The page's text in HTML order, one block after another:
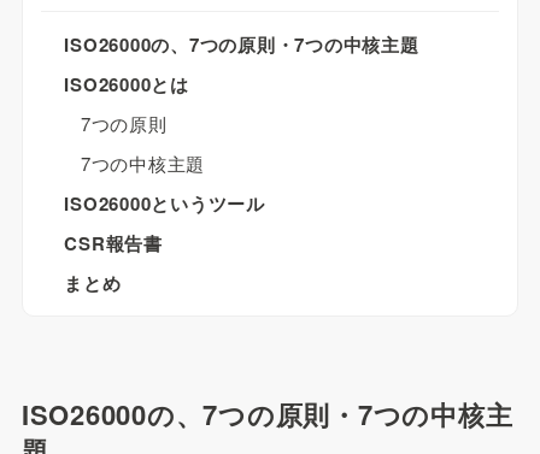
ISO26000の、7つの原則・7つの中核主題
ISO26000とは
7つの原則
7つの中核主題
ISO26000というツール
CSR報告書
まとめ
ISO26000の、7つの原則・7つの中核主